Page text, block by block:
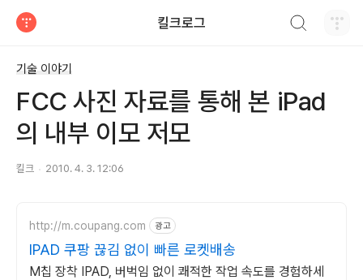
킬크로그
기술 이야기
FCC 사진 자료를 통해 본 iPad
의 내부 이모 저모
킬크 2010. 4. 3. 12:06
http://m.coupang.com 광고
IPAD 쿠팡 끊김 없이 빠른 로켓배송
M칩 장착 IPAD, 버벅임 없이 쾌적한 작업 속도를 경험하세